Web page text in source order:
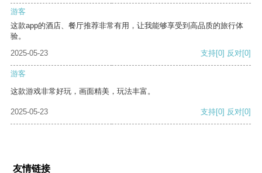
游客
这款app的酒店、餐厅推荐非常有用，让我能够享受到高品质的旅行体
验。
2025-05-23
支持[0] 反对[0]
游客
这款游戏非常好玩，画面精美，玩法丰富。
2025-05-23 支持[0] 反对[0]
友情链接